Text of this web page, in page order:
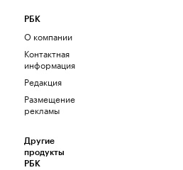
РБК
О компании
Контактная
информация
Редакция
Размещение
рекламы
Другие
продукты
РБК